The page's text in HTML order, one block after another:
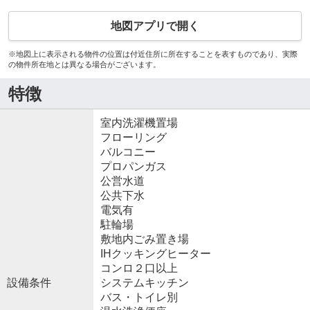
地図アプリで開く
※地図上に表示される物件の位置は付近住所に所在することを表すものであり、実際
の物件所在地とは異なる場合がございます。
特徴
設備条件
室内洗濯機置場
フローリング
バルコニー
プロパンガス
公営水道
公共下水
電気有
駐輪場
敷地内ごみ置き場
IHクッキングヒーター
コンロ２口以上
システムキッチン
バス・トイレ別